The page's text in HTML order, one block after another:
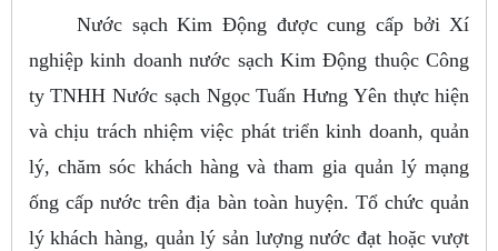
Nước sạch Kim Động được cung cấp bởi Xí
nghiệp kinh doanh nước sạch Kim Động thuộc Công
ty TNHH Nước sạch Ngọc Tuấn Hưng Yên thực hiện
và chịu trách nhiệm việc phát triển kinh doanh, quản
lý, chăm sóc khách hàng và tham gia quản lý mạng
ống cấp nước trên địa bàn toàn huyện. Tổ chức quản
lý khách hàng, quản lý sản lượng nước đạt hoặc vượt